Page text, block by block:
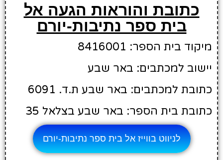
כתובת והוראות הגעה אל
בית ספר נתיבות-יורם
מיקוד בית הספר: 8416001
יישוב למכתבים: באר שבע
כתובת למכתבים: באר שבע ת.ד. 6091
כתובת בית הספר: באר שבע בצלאל 35
לניווט בווייז אל בית ספר נתיבות-יורם